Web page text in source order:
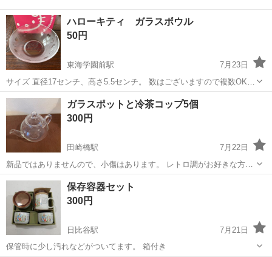
ハローキティ ガラスボウル
50円
東海学園前駅
7月23日
サイズ 直径17センチ、高さ5.5センチ。 数はございますので複数OKで
す。 自宅まで取りに来て頂けると助かります。 よろしくお願いしま
熊本 熊本市 東海学園前駅 食器
ガラスポットと冷茶コップ5個
300円
田崎橋駅
7月22日
新品ではありませんので、小傷はあります。 レトロ調がお好きな方い
かがですか。
熊本 熊本市 田崎橋駅 食器
保存容器セット
300円
日比谷駅
7月21日
保管時に少し汚れなどがついてます。 箱付き